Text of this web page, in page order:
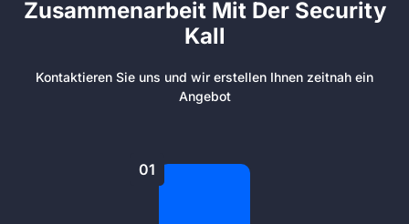
Zusammenarbeit Mit Der Security
Kall
Kontaktieren Sie uns und wir erstellen Ihnen zeitnah ein
Angebot
01